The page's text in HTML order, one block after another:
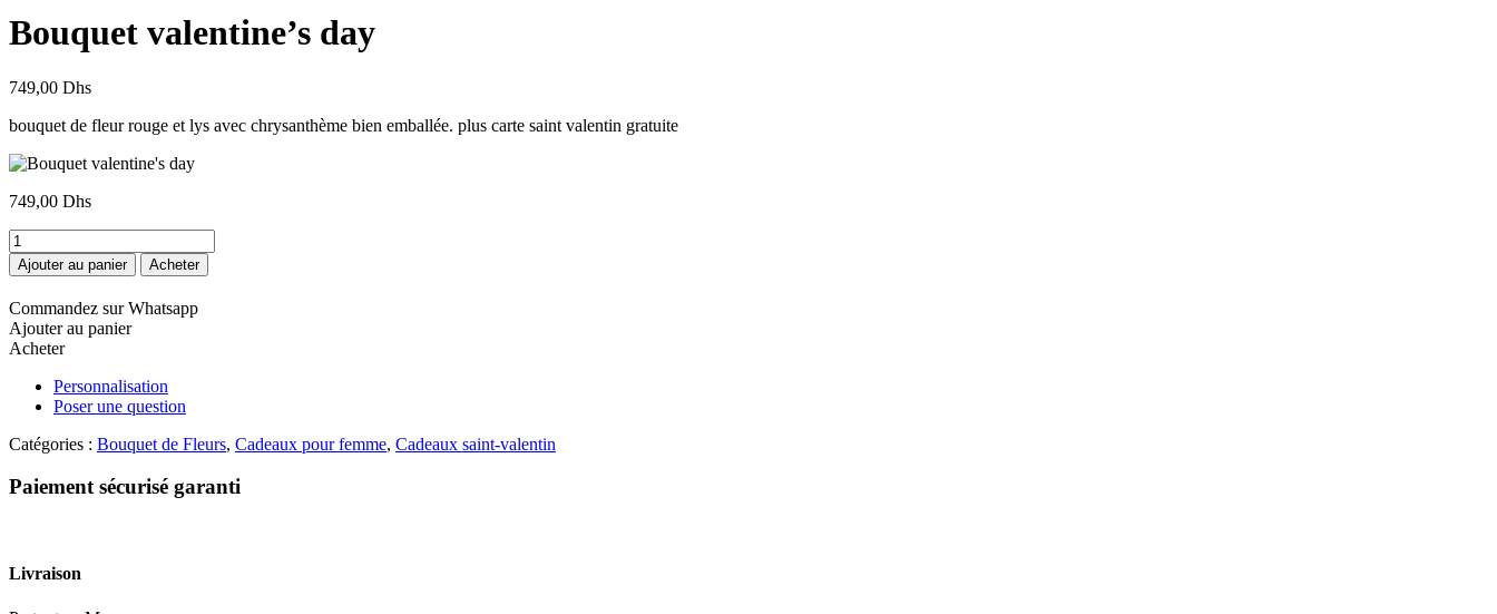
Bouquet valentine’s day
749,00 Dhs
bouquet de fleur rouge et lys avec chrysanthème bien emballée. plus carte saint valentin gratuite
749,00 Dhs
quantité
de
Bouquet
valentine's
day
Ajouter au panier Acheter
Commandez sur Whatsapp
Ajouter au panier
Acheter
Personnalisation
Poser une question
Catégories : Bouquet de Fleurs, Cadeaux pour femme, Cadeaux saint-valentin
Paiement sécurisé garanti
Livraison